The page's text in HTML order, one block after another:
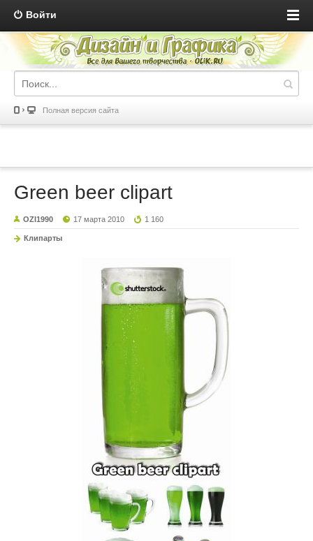
Войти
Полная версия сайта
Green beer clipart
OZI1990 17 марта 2010 1 160
Клипарты